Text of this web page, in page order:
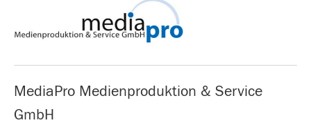
MediaPro Medienproduktion & Service
GmbH